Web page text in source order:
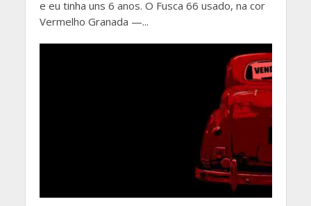
e eu tinha uns 6 anos. O Fusca 66 usado, na cor
Vermelho Granada —...